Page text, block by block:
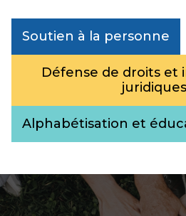
Soutien à la personne
Défense de droits et
juridiques
Alphabétisation et